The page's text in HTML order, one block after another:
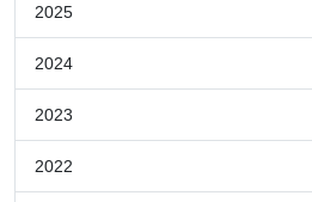
2025
2024
2023
2022